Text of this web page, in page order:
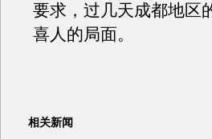
要求，过几天成都地区
喜人的局面。
相关新闻